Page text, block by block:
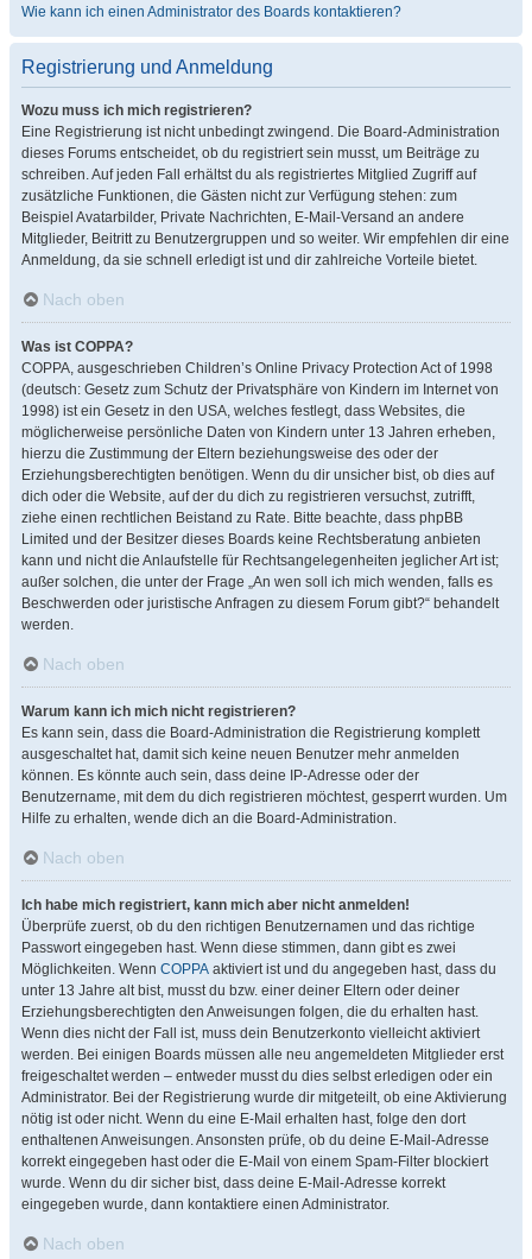
Wie kann ich einen Administrator des Boards kontaktieren?
Registrierung und Anmeldung
Wozu muss ich mich registrieren?
Eine Registrierung ist nicht unbedingt zwingend. Die Board-Administration
dieses Forums entscheidet, ob du registriert sein musst, um Beiträge zu
schreiben. Auf jeden Fall erhältst du als registriertes Mitglied Zugriff auf
zusätzliche Funktionen, die Gästen nicht zur Verfügung stehen: zum
Beispiel Avatarbilder, Private Nachrichten, E-Mail-Versand an andere
Mitglieder, Beitritt zu Benutzergruppen und so weiter. Wir empfehlen dir eine
Anmeldung, da sie schnell erledigt ist und dir zahlreiche Vorteile bietet.
Nach oben
Was ist COPPA?
COPPA, ausgeschrieben Children’s Online Privacy Protection Act of 1998
(deutsch: Gesetz zum Schutz der Privatsphäre von Kindern im Internet von
1998) ist ein Gesetz in den USA, welches festlegt, dass Websites, die
möglicherweise persönliche Daten von Kindern unter 13 Jahren erheben,
hierzu die Zustimmung der Eltern beziehungsweise des oder der
Erziehungsberechtigten benötigen. Wenn du dir unsicher bist, ob dies auf
dich oder die Website, auf der du dich zu registrieren versuchst, zutrifft,
ziehe einen rechtlichen Beistand zu Rate. Bitte beachte, dass phpBB
Limited und der Besitzer dieses Boards keine Rechtsberatung anbieten
kann und nicht die Anlaufstelle für Rechtsangelegenheiten jeglicher Art ist;
außer solchen, die unter der Frage „An wen soll ich mich wenden, falls es
Beschwerden oder juristische Anfragen zu diesem Forum gibt?“ behandelt
werden.
Nach oben
Warum kann ich mich nicht registrieren?
Es kann sein, dass die Board-Administration die Registrierung komplett
ausgeschaltet hat, damit sich keine neuen Benutzer mehr anmelden
können. Es könnte auch sein, dass deine IP-Adresse oder der
Benutzername, mit dem du dich registrieren möchtest, gesperrt wurden. Um
Hilfe zu erhalten, wende dich an die Board-Administration.
Nach oben
Ich habe mich registriert, kann mich aber nicht anmelden!
Überprüfe zuerst, ob du den richtigen Benutzernamen und das richtige
Passwort eingegeben hast. Wenn diese stimmen, dann gibt es zwei
Möglichkeiten. Wenn COPPA aktiviert ist und du angegeben hast, dass du
unter 13 Jahre alt bist, musst du bzw. einer deiner Eltern oder deiner
Erziehungsberechtigten den Anweisungen folgen, die du erhalten hast.
Wenn dies nicht der Fall ist, muss dein Benutzerkonto vielleicht aktiviert
werden. Bei einigen Boards müssen alle neu angemeldeten Mitglieder erst
freigeschaltet werden – entweder musst du dies selbst erledigen oder ein
Administrator. Bei der Registrierung wurde dir mitgeteilt, ob eine Aktivierung
nötig ist oder nicht. Wenn du eine E-Mail erhalten hast, folge den dort
enthaltenen Anweisungen. Ansonsten prüfe, ob du deine E-Mail-Adresse
korrekt eingegeben hast oder die E-Mail von einem Spam-Filter blockiert
wurde. Wenn du dir sicher bist, dass deine E-Mail-Adresse korrekt
eingegeben wurde, dann kontaktiere einen Administrator.
Nach oben